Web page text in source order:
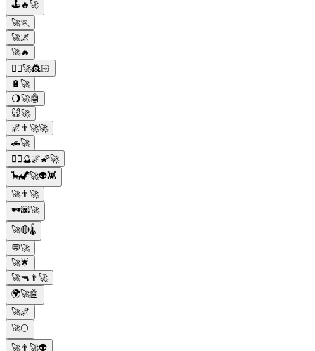
🕹️🔥🚀
🚀🏃
🚀🌌
🚀🔥
🧞‍♂️🚀👸🏻
🔋🚀
🌖🚀🤖
🐭🚀
🌌👨‍🚀🚀
🚗🚀
🧙‍♂️🔮🌌🌠🚀
🦕🦖🚀👽👾
🚀👨‍🚀
🕶️🌆🚀
🚀🔴🌡️
💬🚀
🚀🌟
🚀🔫👨‍🚀
🌍🚀🤖
🚀🌌
🚀🌕
🚀👨‍🚀👽